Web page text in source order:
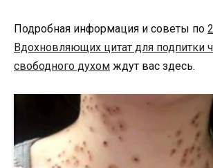
Подробная информация и советы по
Вдохновляющих цитат для подпитки
свободного духом ждут вас здесь.